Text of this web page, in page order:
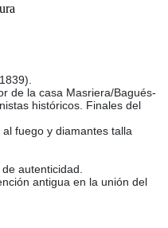
de la casa Masriera/Bagués-
históricos. Finales del
fuego y diamantes talla
autenticidad.
antigua en la unión del